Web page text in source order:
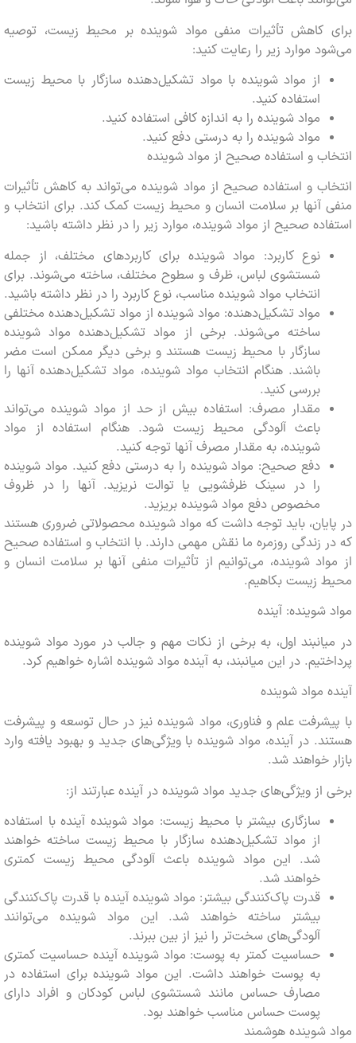
کاهش تأثیرات منفی مواد شوینده بر محیط زیست، توصیه
موارد زیر را رعایت کنید:
از مواد شوینده با مواد تشکیل‌دهنده سازگار با محیط زیست
استفاده کنید.
مواد شوینده را به اندازه کافی استفاده کنید.
مواد شوینده را به درستی دفع کنید.
و استفاده صحیح از مواد شوینده
و استفاده صحیح از مواد شوینده می‌تواند به کاهش تأثیرات
آنها بر سلامت انسان و محیط زیست کمک کند. برای انتخاب و
صحیح از مواد شوینده، موارد زیر را در نظر داشته باشید:
نوع کاربرد: مواد شوینده برای کاربردهای مختلف، از جمله
شستشوی لباس، ظرف و سطوح مختلف، ساخته می‌شوند. برای
انتخاب مواد شوینده مناسب، نوع کاربرد را در نظر داشته باشید.
مواد تشکیل‌دهنده: مواد شوینده از مواد تشکیل‌دهنده مختلفی
ساخته می‌شوند. برخی از مواد تشکیل‌دهنده مواد شوینده
سازگار با محیط زیست هستند و برخی دیگر ممکن است مضر
باشند. هنگام انتخاب مواد شوینده، مواد تشکیل‌دهنده آنها را
بررسی کنید.
مقدار مصرف: استفاده بیش از حد از مواد شوینده می‌تواند
باعث آلودگی محیط زیست شود. هنگام استفاده از مواد
شوینده، به مقدار مصرف آنها توجه کنید.
دفع صحیح: مواد شوینده را به درستی دفع کنید. مواد شوینده
را در سینک ظرفشویی یا توالت نریزید. آنها را در ظروف
مخصوص دفع مواد شوینده بریزید.
باید توجه داشت که مواد شوینده محصولاتی ضروری هستند
زندگی روزمره ما نقش مهمی دارند. با انتخاب و استفاده صحیح
شوینده، می‌توانیم از تأثیرات منفی آنها بر سلامت انسان و
زیست بکاهیم.
آینده
اول، به برخی از نکات مهم و جالب در مورد مواد شوینده
در این میانبند، به آینده مواد شوینده اشاره خواهیم کرد.
مواد شوینده
علم و فناوری، مواد شوینده نیز در حال توسعه و پیشرفت
در آینده، مواد شوینده با ویژگی‌های جدید و بهبود یافته وارد
خواهند شد.
ویژگی‌های جدید مواد شوینده در آینده عبارتند از:
سازگاری بیشتر با محیط زیست: مواد شوینده آینده با استفاده
از مواد تشکیل‌دهنده سازگار با محیط زیست ساخته خواهند
شد. این مواد شوینده باعث آلودگی محیط زیست کمتری
خواهند شد.
قدرت پاک‌کنندگی بیشتر: مواد شوینده آینده با قدرت پاک‌کنندگی
بیشتر ساخته خواهند شد. این مواد شوینده می‌توانند
آلودگی‌های سخت‌تر را نیز از بین ببرند.
حساسیت کمتر به پوست: مواد شوینده آینده حساسیت کمتری
به پوست خواهند داشت. این مواد شوینده برای استفاده در
مصارف حساس مانند شستشوی لباس کودکان و افراد دارای
پوست حساس مناسب خواهند بود.
شوینده هوشمند